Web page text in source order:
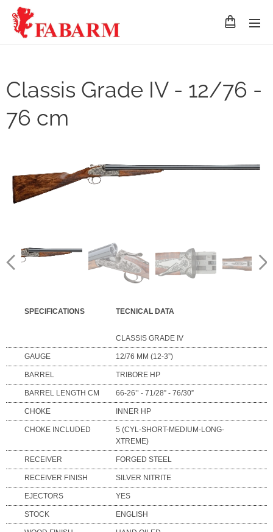
Classis Grade IV - 12/76 -
76 cm
SPECIFICATIONS TECNICAL DATA
CLASSIS GRADE IV
GAUGE 12/76 MM (12-3”)
BARREL TRIBORE HP
BARREL LENGTH CM 66-26’’ - 71/28” - 76/30”
CHOKE INNER HP
CHOKE INCLUDED
5 (CYL-SHORT-MEDIUM-LONG-
XTREME)
RECEIVER FORGED STEEL
RECEIVER FINISH SILVER NITRITE
EJECTORS YES
STOCK ENGLISH